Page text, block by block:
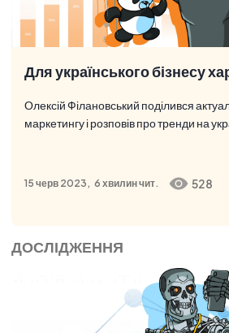
Олексій Філановський поділився
маркетингу і розповів про тренди на
15 черв 2023, 6 хвилинчит. 528
ДОСЛІДЖЕННЯ